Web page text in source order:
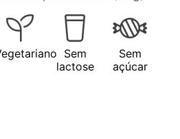
Sem
lactose
Sem
açúcar